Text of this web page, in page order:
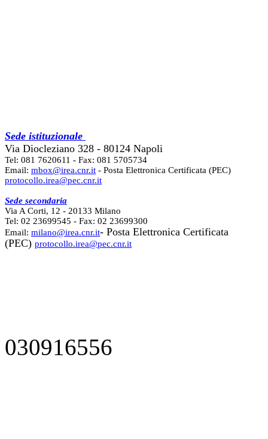
Sede istituzionale
Via Diocleziano 328 - 80124 Napoli
Tel: 081 7620611 - Fax: 081 5705734
Email: mbox@irea.cnr.it - Posta Elettronica Certificata (PEC)
protocollo.irea@pec.cnr.it
Sede secondaria
Via A Corti, 12 - 20133 Milano
Tel: 02 23699545 - Fax: 02 23699300
Email: milano@irea.cnr.it- Posta Elettronica Certificata
(PEC) protocollo.irea@pec.cnr.it
030916556